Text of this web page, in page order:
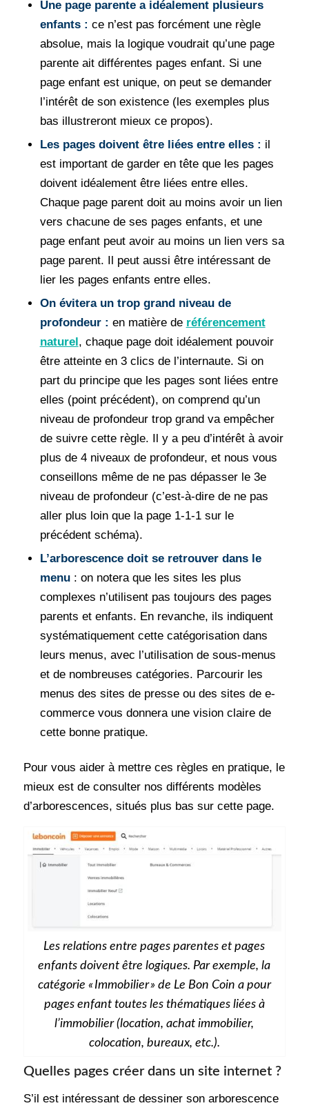
Une page parente a idéalement plusieurs
enfants : ce n’est pas forcément une règle
absolue, mais la logique voudrait qu’une page
parente ait différentes pages enfant. Si une
page enfant est unique, on peut se demander
l’intérêt de son existence (les exemples plus
bas illustreront mieux ce propos).
Les pages doivent être liées entre elles : il
est important de garder en tête que les pages
doivent idéalement être liées entre elles.
Chaque page parent doit au moins avoir un lien
vers chacune de ses pages enfants, et une
page enfant peut avoir au moins un lien vers sa
page parent. Il peut aussi être intéressant de
lier les pages enfants entre elles.
On évitera un trop grand niveau de
profondeur : en matière de référencement
naturel, chaque page doit idéalement pouvoir
être atteinte en 3 clics de l’internaute. Si on
part du principe que les pages sont liées entre
elles (point précédent), on comprend qu’un
niveau de profondeur trop grand va empêcher
de suivre cette règle. Il y a peu d’intérêt à avoir
plus de 4 niveaux de profondeur, et nous vous
conseillons même de ne pas dépasser le 3e
niveau de profondeur (c’est-à-dire de ne pas
aller plus loin que la page 1-1-1 sur le
précédent schéma).
L’arborescence doit se retrouver dans le
menu: on notera que les sites les plus
complexes n’utilisent pas toujours des pages
parents et enfants. En revanche, ils indiquent
systématiquement cette catégorisation dans
leurs menus, avec l’utilisation de sous-menus
et de nombreuses catégories. Parcourir les
menus des sites de presse ou des sites de e-
commerce vous donnera une vision claire de
cette bonne pratique.
Pour vous aider à mettre ces règles en pratique, le
mieux est de consulter nos différents modèles
d’arborescences, situés plus bas sur cette page.
Les relations entre pages parentes et pages
enfants doivent être logiques. Par exemple, la
catégorie « Immobilier » de Le Bon Coin a pour
pages enfant toutes les thématiques liées à
l’immobilier (location, achat immobilier,
colocation, bureaux, etc.).
Quelles pages créer dans un site internet ?
S’il est intéressant de dessiner son arborescence